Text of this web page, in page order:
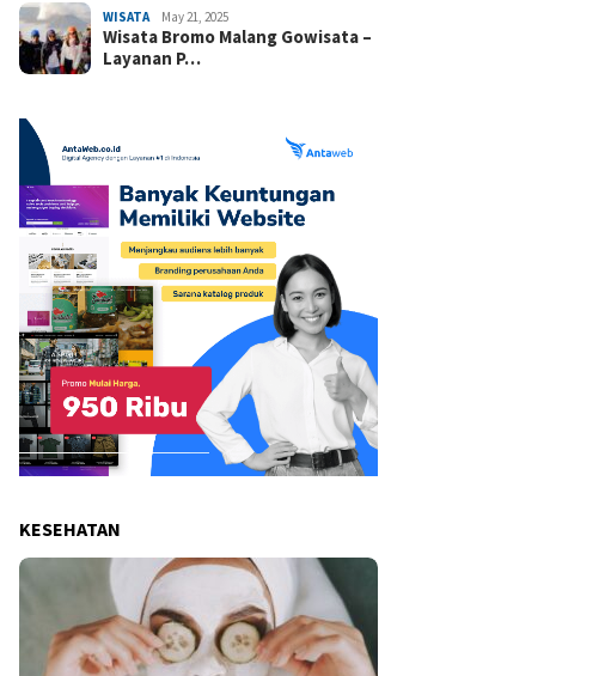
WISATA May 21, 2025
Wisata Bromo Malang Gowisata –
Layanan P…
KESEHATAN